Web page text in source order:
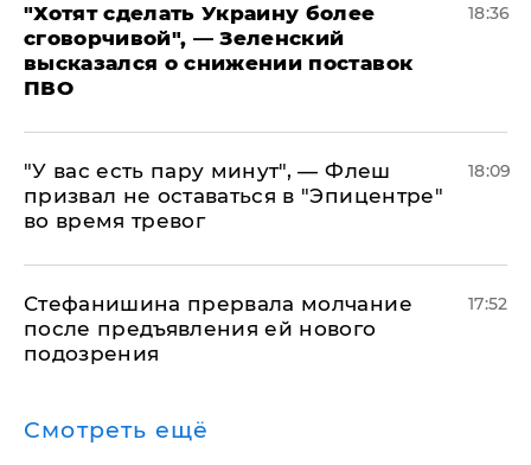
​"Хотят сделать Украину более
сговорчивой", — Зеленский
высказался о снижении поставок
ПВО
18:36
​"У вас есть пару минут", — Флеш
призвал не оставаться в "Эпицентре"
во время тревог
18:09
Стефанишина прервала молчание
после предъявления ей нового
подозрения
17:52
Смотреть ещё